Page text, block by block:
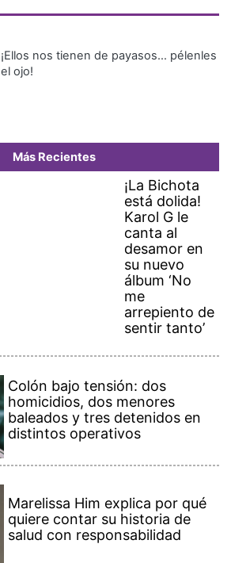
¡Ellos nos tienen de payasos… pélenles
el ojo!
Más Recientes
¡La Bichota
está dolida!
Karol G le
canta al
desamor en
su nuevo
álbum ‘No
me
arrepiento de
sentir tanto’
Colón bajo tensión: dos
homicidios, dos menores
baleados y tres detenidos en
distintos operativos
Marelissa Him explica por qué
quiere contar su historia de
salud con responsabilidad